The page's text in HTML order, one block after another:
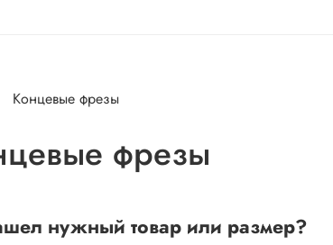
Концевые фрезы
фрезы
нужный товар или размер?